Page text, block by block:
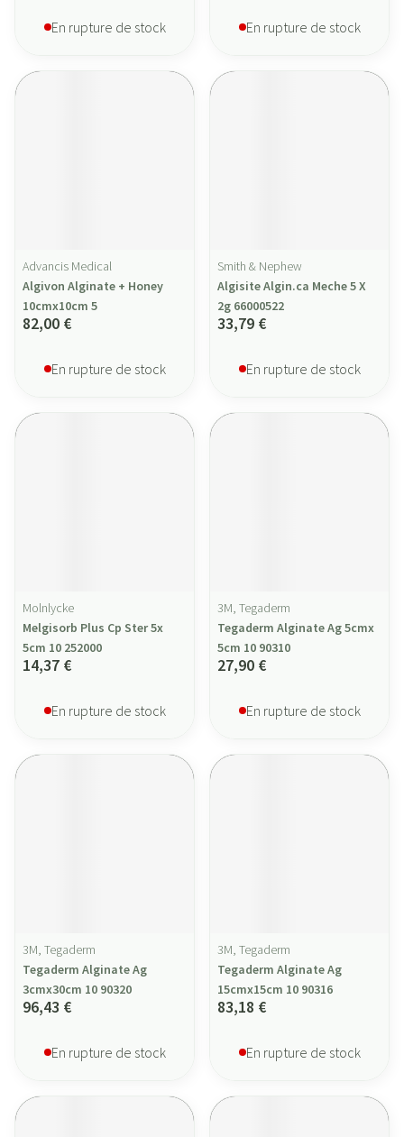
En rupture de stock En rupture de stock
Advancis Medical
Algivon Alginate + Honey
10cmx10cm 5
82,00 €
En rupture de stock
Smith & Nephew
Algisite Algin.ca Meche 5 X
2g 66000522
33,79 €
En rupture de stock
Molnlycke
Melgisorb Plus Cp Ster 5x
5cm 10 252000
14,37 €
En rupture de stock
3M, Tegaderm
Tegaderm Alginate Ag 5cmx
5cm 10 90310
27,90 €
En rupture de stock
3M, Tegaderm
Tegaderm Alginate Ag
3cmx30cm 10 90320
96,43 €
En rupture de stock
3M, Tegaderm
Tegaderm Alginate Ag
15cmx15cm 10 90316
83,18 €
En rupture de stock